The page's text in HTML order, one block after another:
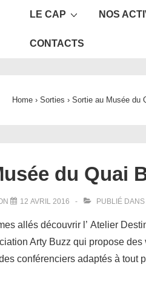
Main
LE CAP NOS
CONTACTS
Home › Sorties › Sortie au Musée du
du Quai
12 AVRIL 2016 PUBLIÉ DANS
allés découvrir l’ Atelier
Arty Buzz qui propose
conférenciers adaptés à tout